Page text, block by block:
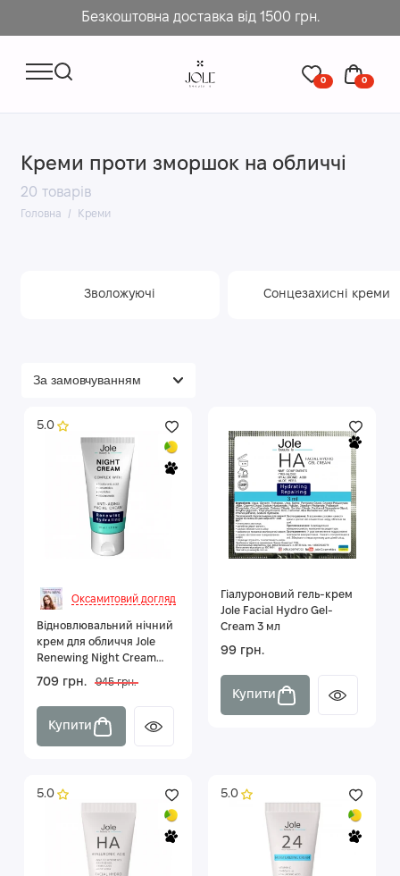
Безкоштовна доставка від 1500 грн.
0 0
Креми проти зморшок на обличчі
20 товарів
Головна Креми
Зволожуючі Сонцезахисні креми
5.0
Оксамитовий догляд
Відновлювальний нічний
крем для обличчя Jole
Renewing Night Cream
50мл
709 грн. 945 грн.
Купити
Гіалуроновий гель-крем
Jole Facial Hydro Gel-
Cream 3 мл
99 грн.
Купити
5.0 5.0